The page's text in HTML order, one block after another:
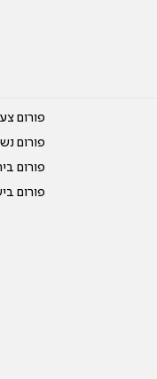
פורום
פורום
פורום
פורום